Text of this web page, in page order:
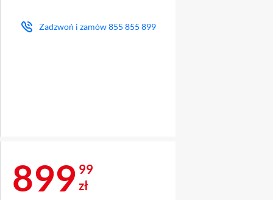
Zadzwoń i zamów855 855 899
Cena 899,99 zł
899 99
zł